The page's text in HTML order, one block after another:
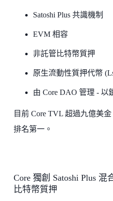
Satoshi Plus 共識機制
EVM 相容
非託管比特幣質押
原生流動性質押代幣
由 Core DAO 管理 - 以
目前 Core TVL 超過九億美
排名第一。
Core 獨創 Satoshi Plus
比特幣質押